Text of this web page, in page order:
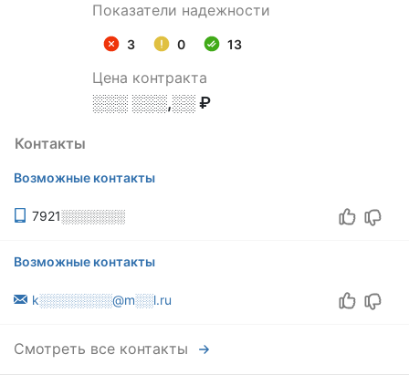
Показатели надежности
3 0 13
Цена контракта
░░░ ░░░,░░ ₽
Контакты
Возможные контакты
7921░░░░░░░
Возможные контакты
k░░░░░░░░@m░░l.ru
Смотреть все контакты